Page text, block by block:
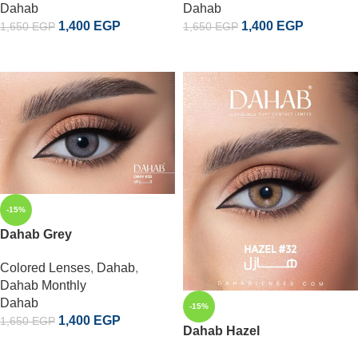
Dahab
1,650EGP 1,400 EGP
Dahab
1,650EGP 1,400 EGP
-15%
Dahab Grey
Colored Lenses, Dahab,
Dahab Monthly
Dahab
1,650EGP 1,400 EGP
-15%
Dahab Hazel